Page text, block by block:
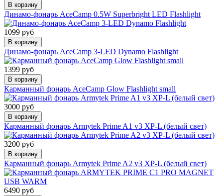
В корзину
Динамо-фонарь AceCamp 0.5W Superbright LED Flashlight
1099 руб
В корзину
Динамо-фонарь AceCamp 3-LED Dynamo Flashlight
1399 руб
В корзину
Карманный фонарь AceCamp Glow Flashlight small
3000 руб
В корзину
Карманный фонарь Armytek Prime A1 v3 XP-L (белый свет)
3200 руб
В корзину
Карманный фонарь Armytek Prime A2 v3 XP-L (белый свет)
6490 руб